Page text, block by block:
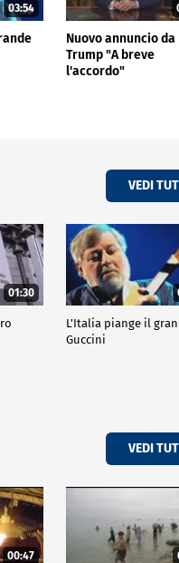
03:54
Nuovo annuncio da
Trump "A breve
l'accordo"
VEDI
01:30
L'Italia piange il
Guccini
VEDI
00:47